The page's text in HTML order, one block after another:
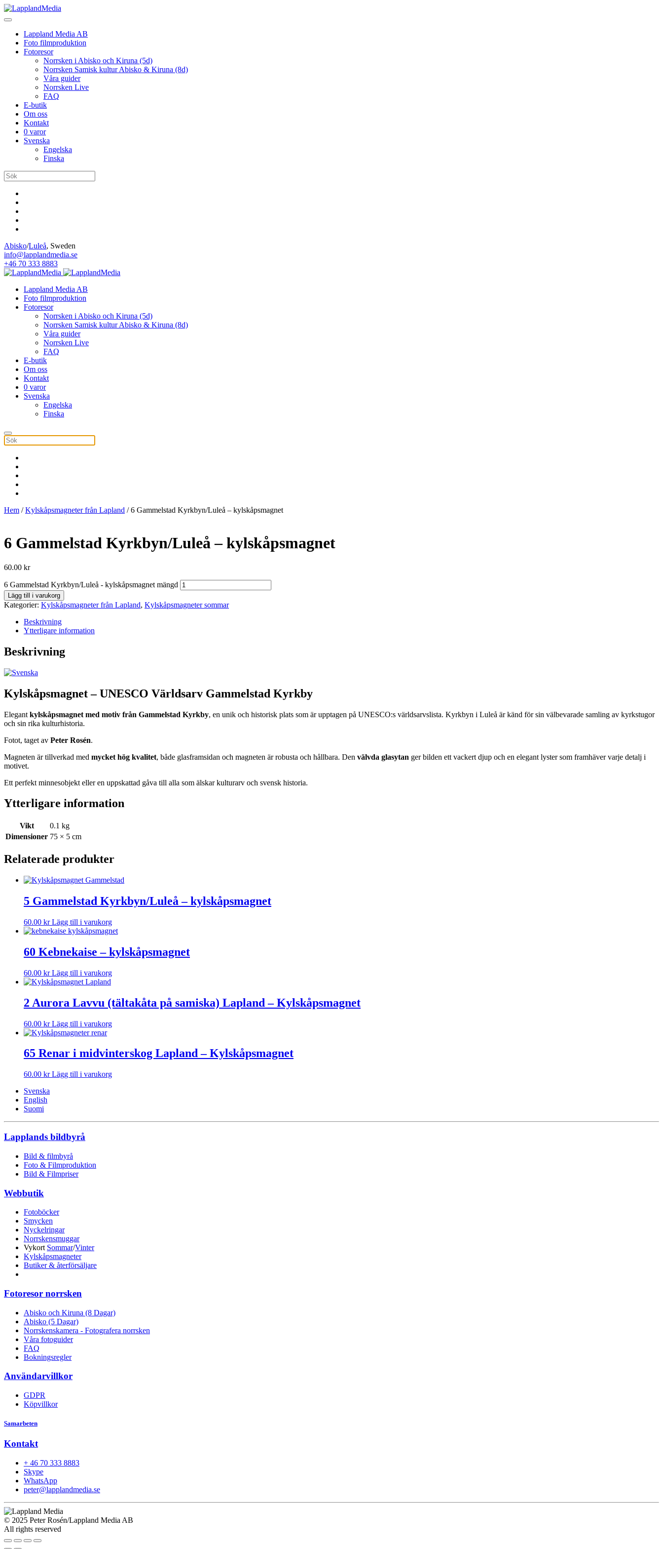
Lappland Media AB
Foto filmproduktion
Fotoresor
Norrsken i Abisko och Kiruna (5d)
Norrsken Samisk kultur Abisko & Kiruna (8d)
Våra guider
Norrsken Live
FAQ
E-butik
Om oss
Kontakt
0 varor
Svenska
Engelska
Finska
Abisko/Luleå, Sweden
info@lapplandmedia.se
+46 70 333 8883
Lappland Media AB
Foto filmproduktion
Fotoresor
Norrsken i Abisko och Kiruna (5d)
Norrsken Samisk kultur Abisko & Kiruna (8d)
Våra guider
Norrsken Live
FAQ
E-butik
Om oss
Kontakt
0 varor
Svenska
Engelska
Finska
Hem /Kylskåpsmagneter från Lapland / 6 Gammelstad Kyrkbyn/Luleå – kylskåpsmagnet
6 Gammelstad Kyrkbyn/Luleå – kylskåpsmagnet
60.00 kr
6 Gammelstad Kyrkbyn/Luleå - kylskåpsmagnet mängd
Lägg till i varukorg
Kategorier: Kylskåpsmagneter från Lapland, Kylskåpsmagneter sommar
Beskrivning
Ytterligare information
Beskrivning
Kylskåpsmagnet – UNESCO Världsarv Gammelstad Kyrkby
Elegant kylskåpsmagnet med motiv från Gammelstad Kyrkby, en unik och historisk plats som är upptagen på UNESCO:s världsarvslista. Kyrkbyn i Luleå är känd för sin välbevarade samling av kyrkstugor
och sin rika kulturhistoria.
Fotot, taget av Peter Rosén.
Magneten är tillverkad med mycket hög kvalitet, både glasframsidan och magneten är robusta och hållbara. Den välvda glasytan ger bilden ett vackert djup och en elegant lyster som framhäver varje detalj i
motivet.
Ett perfekt minnesobjekt eller en uppskattad gåva till alla som älskar kulturarv och svensk historia.
Ytterligare information
Vikt
0.1 kg
Dimensioner 75 × 5 cm
Relaterade produkter
5 Gammelstad Kyrkbyn/Luleå – kylskåpsmagnet
60.00 kr Lägg till i varukorg
60 Kebnekaise – kylskåpsmagnet
60.00 kr Lägg till i varukorg
2 Aurora Lavvu (tältakåta på samiska) Lapland – Kylskåpsmagnet
60.00 kr Lägg till i varukorg
65 Renar i midvinterskog Lapland – Kylskåpsmagnet
60.00 kr Lägg till i varukorg
Svenska
English
Suomi
Lapplands bildbyrå
Bild & filmbyrå
Foto & Filmproduktion
Bild & Filmpriser
Webbutik
Fotoböcker
Smycken
Nyckelringar
Norrskensmuggar
Vykort Sommar/Vinter
Kylskåpsmagneter
Butiker & återförsäljare
Fotoresor norrsken
Abisko och Kiruna (8 Dagar)
Abisko (5 Dagar)
Norrskenskamera - Fotografera norrsken
Våra fotoguider
FAQ
Bokningsregler
Användarvillkor
GDPR
Köpvillkor
Samarbeten
Kontakt
+ 46 70 333 8883
Skype
WhatsApp
peter@lapplandmedia.se
© 2025 Peter Rosén/Lappland Media AB
All rights reserved